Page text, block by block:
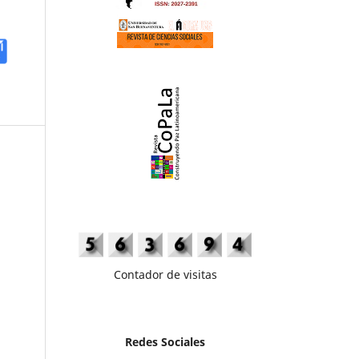
Contador de visitas
Redes Sociales